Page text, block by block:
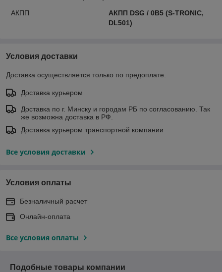
АКПП
АКПП DSG / 0B5 (S-TRONIC,
DL501)
Условия доставки
Доставка осуществляется только по предоплате.
Доставка курьером
Доставка по г. Минску и городам РБ по согласованию. Так
же возможна доставка в РФ.
Доставка курьером транспортной компании
Все условия доставки
Условия оплаты
Безналичный расчет
Онлайн-оплата
Все условия оплаты
Подобные товары компании